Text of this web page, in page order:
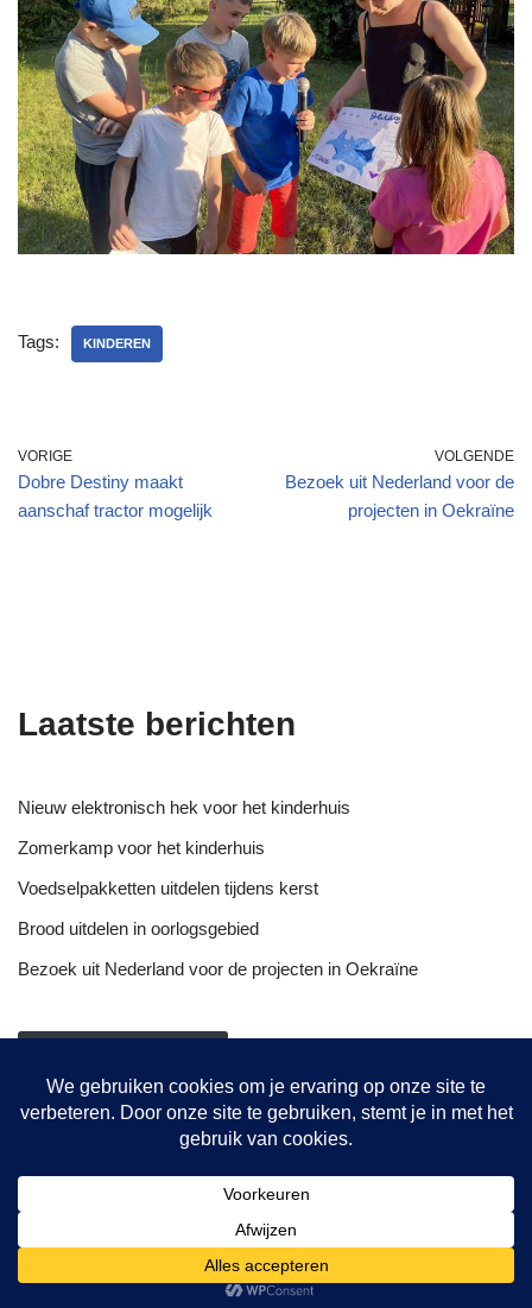
Tags: KINDEREN
VORIGE
Dobre Destiny maakt
aanschaf tractor mogelijk
VOLGENDE
Bezoek uit Nederland voor de
projecten in Oekraïne
Laatste berichten
Nieuw elektronisch hek voor het kinderhuis
Zomerkamp voor het kinderhuis
Voedselpakketten uitdelen tijdens kerst
Brood uitdelen in oorlogsgebied
Bezoek uit Nederland voor de projecten in Oekraïne
De bakkerij
© {current_year} {site_title}